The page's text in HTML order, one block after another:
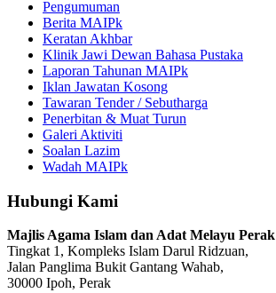
Pengumuman
Berita MAIPk
Keratan Akhbar
Klinik Jawi Dewan Bahasa Pustaka
Laporan Tahunan MAIPk
Iklan Jawatan Kosong
Tawaran Tender / Sebutharga
Penerbitan & Muat Turun
Galeri Aktiviti
Soalan Lazim
Wadah MAIPk
Hubungi Kami
Majlis Agama Islam dan Adat Melayu Perak
Tingkat 1, Kompleks Islam Darul Ridzuan,
Jalan Panglima Bukit Gantang Wahab,
30000 Ipoh, Perak